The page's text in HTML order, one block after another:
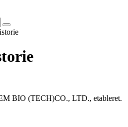
BIO (TECH)CO., LTD., etableret.